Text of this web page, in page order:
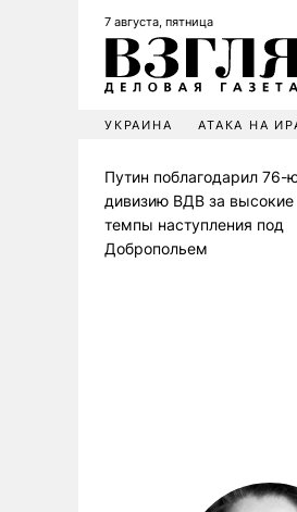
7 августа, пятница
УКРАИНА АТАКА НА
Путин поблагодарил 76-
дивизию ВДВ за высокие
темпы наступления под
Добропольем